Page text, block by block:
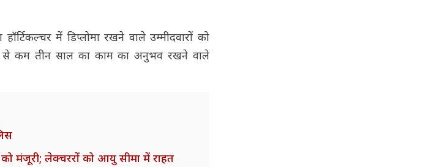
में डिप्लोमा रखने वाले उम्मीदवारों को
कम से कम तीन साल का काम का अनुभव रखने वाले
मंजूरी; लेक्चररों को आयु सीमा में राहत